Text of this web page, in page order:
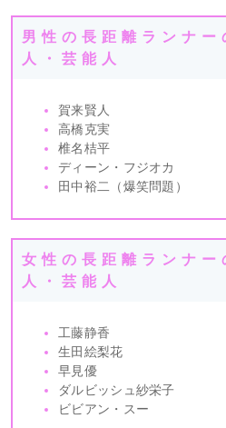
男性の長距離ランナー
人・芸能人
賀来賢人
高橋克実
椎名桔平
ディーン・フジオカ
田中裕二（爆笑問題）
女性の長距離ランナー
人・芸能人
工藤静香
生田絵梨花
早見優
ダルビッシュ紗栄子
ビビアン・スー